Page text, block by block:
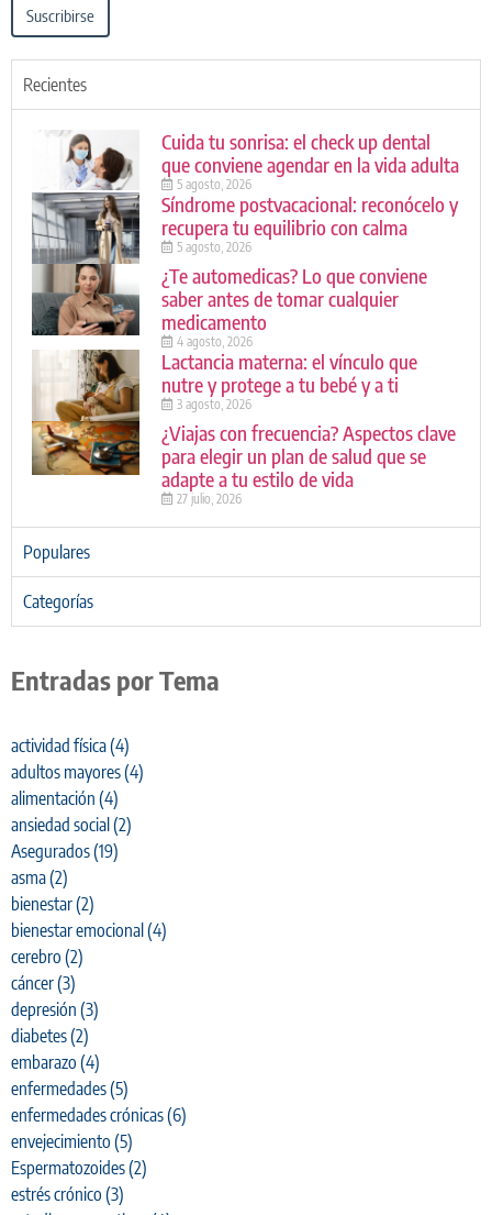
Suscribirse
Recientes
Cuida tu sonrisa: el check up dental
que conviene agendar en la vida adulta
5 agosto, 2026
Síndrome postvacacional: reconócelo y
recupera tu equilibrio con calma
5 agosto, 2026
¿Te automedicas? Lo que conviene
saber antes de tomar cualquier
medicamento
4 agosto, 2026
Lactancia materna: el vínculo que
nutre y protege a tu bebé y a ti
3 agosto, 2026
¿Viajas con frecuencia? Aspectos clave
para elegir un plan de salud que se
adapte a tu estilo de vida
27 julio, 2026
Populares
Categorías
Entradas por Tema
actividad física(4)
adultos mayores(4)
alimentación (4)
ansiedad social (2)
Asegurados(19)
asma(2)
bienestar(2)
bienestar emocional (4)
cerebro (2)
cáncer(3)
depresión (3)
diabetes(2)
embarazo (4)
enfermedades(5)
enfermedades crónicas(6)
envejecimiento (5)
Espermatozoides(2)
estrés crónico (3)